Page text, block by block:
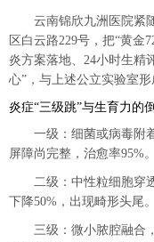
云南锦欣九洲医院紧
区白云路229号，把“黄金
炎方案落地、24小时生精
心”，与上述公立实验室
炎症“三级跳”与生育力的
一级：细菌或病毒附
屏障尚完整，治愈率95%。
二级：中性粒细胞穿
下降50%，出现畸形头尾。
三级：微小脓腔融合